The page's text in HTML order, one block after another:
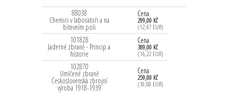
88038
Chemici v laboratoři a na
bitevním poli
Cena
299,00 Kč
(12,47 EUR)
101828
Jaderné zbraně - Princip a
historie
Cena
389,00 Kč
(16,22 EUR)
102870
Umlčené zbraně
Československá zbrojní
výroba 1918-1939
Cena
259,00 Kč
(10,80 EUR)